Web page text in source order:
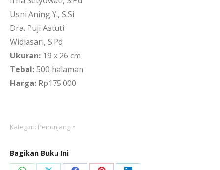
Usni Aning Y., S.Si
Dra. Puji Astuti
Widiasari, S.Pd
Ukuran: 19 x 26 cm
Tebal:500 halaman
Harga: Rp175.000
Kategori: Penunjang
Bagikan Buku Ini